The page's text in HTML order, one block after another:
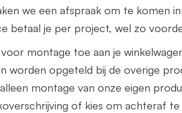
we een afspraak om te komen
betaal je per project, wel zo
montage toe aan je
worden opgeteld bij de overige
montage van onze eigen
of kies om achteraf